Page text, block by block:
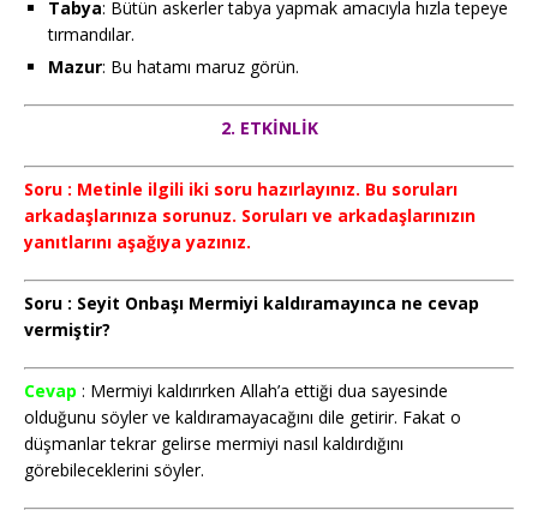
Tabya: Bütün askerler tabya yapmak amacıyla hızla tepeye
tırmandılar.
Mazur: Bu hatamı maruz görün.
2. ETKİNLİK
Soru : Metinle ilgili iki soru hazırlayınız. Bu soruları
arkadaşlarınıza sorunuz. Soruları ve arkadaşlarınızın
yanıtlarını aşağıya yazınız.
Soru : Seyit Onbaşı Mermiyi kaldıramayınca ne cevap
vermiştir?
Cevap : Mermiyi kaldırırken Allah’a ettiği dua sayesinde
olduğunu söyler ve kaldıramayacağını dile getirir. Fakat o
düşmanlar tekrar gelirse mermiyi nasıl kaldırdığını
görebileceklerini söyler.